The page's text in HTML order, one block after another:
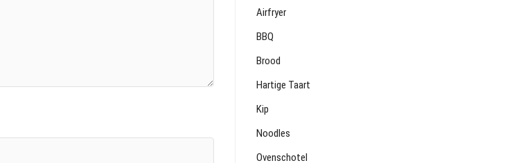
Airfryer
BBQ
Brood
Hartige Taart
Kip
Noodles
Ovenschotel